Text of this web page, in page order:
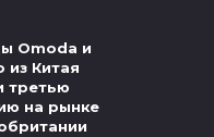
Omoda и
из Китая
третью
на рынке